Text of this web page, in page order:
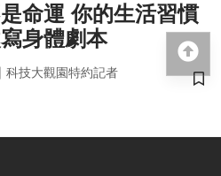
的生活習慣
身體劇本
｜ 科技大觀園特約記者
儲
回